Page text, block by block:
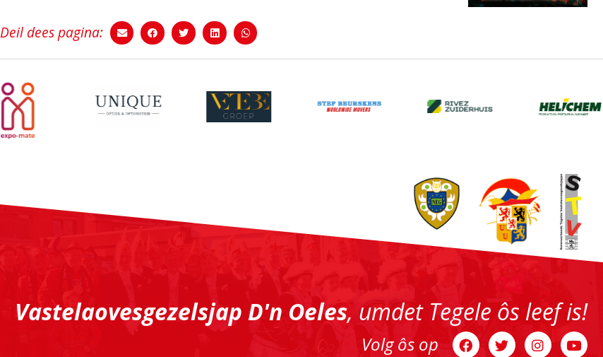
Deil dees pagina:
Vastelaovesgezelsjap D'n Oeles, umdet Tegele ôs leef is!
Volg ôs op